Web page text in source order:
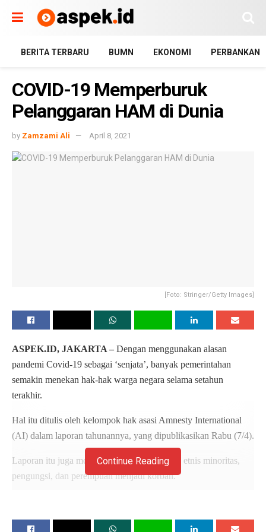
BERITA TERBARU BUMN EKONOMI PERBANKAN
COVID-19 Memperburuk
Pelanggaran HAM di Dunia
by Zamzami Ali April 8, 2021
[Foto: Stringer/Getty Images]
ASPEK.ID, JAKARTA – Dengan menggunakan alasan
pandemi Covid-19 sebagai ‘senjata’, banyak pemerintahan
semakin menekan hak-hak warga negara selama setahun
terakhir.
Hal itu ditulis oleh kelompok hak asasi Amnesty International
(AI) dalam laporan tahunannya, yang dipublikasikan Rabu (7/4).
Laporan itu juga menggambarkan bagaimana etnis minoritas,
pengungsi, dan perempuan menjadi korban.
Continue Reading